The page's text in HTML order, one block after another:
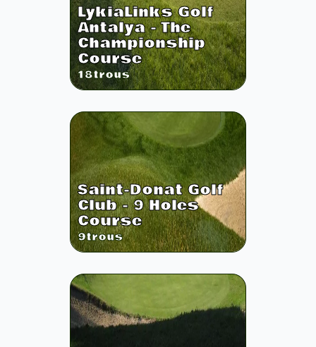
LykiaLinks Golf
Antalya - The
Championship
Course
18trous
Saint-Donat Golf
Club - 9 Holes
Course
9trous